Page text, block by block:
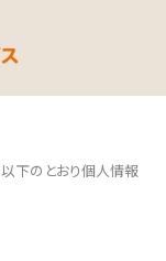
以下のとおり個人情報